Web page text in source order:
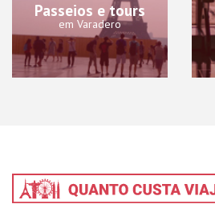
Passeios e tours
em Varadero